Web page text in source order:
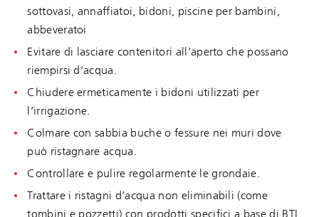
sottovasi, annaffiatoi, bidoni, piscine per bambini,
abbeveratoi
Evitare di lasciare contenitori all’aperto che possano
riempirsi d’acqua.
Chiudere ermeticamente i bidoni utilizzati per
l’irrigazione.
Colmare con sabbia buche o fessure nei muri dove
può ristagnare acqua.
Controllare e pulire regolarmente le grondaie.
Trattare i ristagni d’acqua non eliminabili (come
tombini e pozzetti) con prodotti specifici a base di BTI.